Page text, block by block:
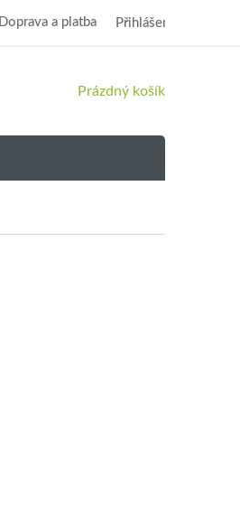
Doprava a platba Přihlášení
NÁKUPNÍ
Prázdný košík